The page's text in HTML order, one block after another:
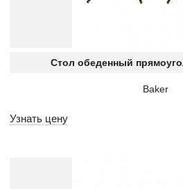
Стол обеденный
Baker
Узнать цену